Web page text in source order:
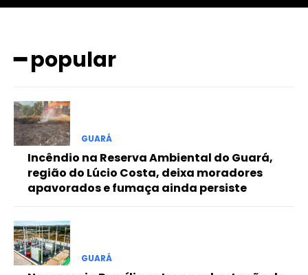
━ pricing plans
Free
Included for free:
Etiam est nibh, lobortis sit
Ut mollis pellentesque tortor
Nullam eu erat condimentum
Donec quis est ac felis
━ popular
GUARÁ
Incêndio na Reserva Ambiental do Guará,
região do Lúcio Costa, deixa moradores
apavorados e fumaça ainda persiste
GUARÁ